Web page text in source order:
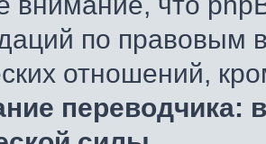
по правовым
отношений,
переводчика: